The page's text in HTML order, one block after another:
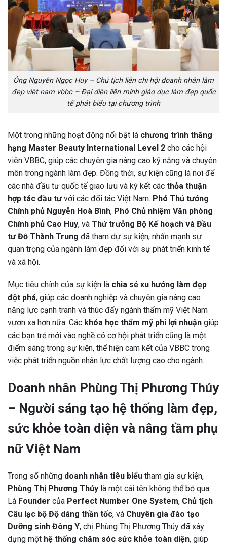
Ông Nguyễn Ngọc Huy – Chủ tịch liên chi hội doanh nhân làm
đẹp việt nam vbbc – Đại diện liên minh giáo dục làm đẹp quốc
tế phát biểu tại chương trình
Một trong những hoạt động nổi bật là chương trình thăng
hạng Master Beauty International Level 2 cho các hội
viên VBBC, giúp các chuyên gia nâng cao kỹ năng và chuyên
môn trong ngành làm đẹp. Đồng thời, sự kiện cũng là nơi để
các nhà đầu tư quốc tế giao lưu và ký kết các thỏa thuận
hợp tác đầu tưvới các đối tác Việt Nam. Phó Thủ tướng
Chính phủ Nguyễn Hoà Bình, Phó Chủ nhiệm Văn phòng
Chính phủ Cao Huy, và Thứ trưởng Bộ Kế hoạch và Đầu
tư Đỗ Thành Trung đã tham dự sự kiện, nhấn mạnh sự
quan trọng của ngành làm đẹp đối với sự phát triển kinh tế
và xã hội.
Mục tiêu chính của sự kiện là chia sẻ xu hướng làm đẹp
đột phá, giúp các doanh nghiệp và chuyên gia nâng cao
năng lực cạnh tranh và thúc đẩy ngành thẩm mỹ Việt Nam
vươn xa hơn nữa. Các khóa học thẩm mỹ phi lợi nhuận giúp
các bạn trẻ mới vào nghề có cơ hội phát triển cũng là một
điểm sáng trong sự kiện, thể hiện cam kết của VBBC trong
việc phát triển nguồn nhân lực chất lượng cao cho ngành.
Doanh nhân Phùng Thị Phương Thúy
– Người sáng tạo hệ thống làm đẹp,
sức khỏe toàn diện và nâng tầm phụ
nữViệt Nam
Trong số những doanh nhân tiêu biểu tham gia sự kiện,
Phùng Thị Phương Thúy là một cái tên không thể bỏ qua.
Là Founder của Perfect Number One System, Chủ tịch
Câu lạc bộ Độ dáng thần tốc, và Chuyên gia đào tạo
Dưỡng sinh Đông Y, chị Phùng Thị Phương Thúy đã xây
dựng một hệ thống chăm sóc sức khỏe toàn diện, giúp